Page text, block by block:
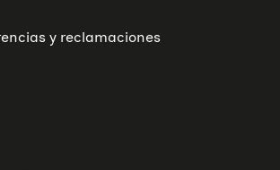
y reclamaciones